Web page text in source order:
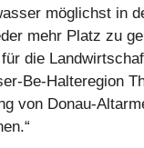
möglichst in
mehr Platz zu
die
Be-Halteregion
von Donau-